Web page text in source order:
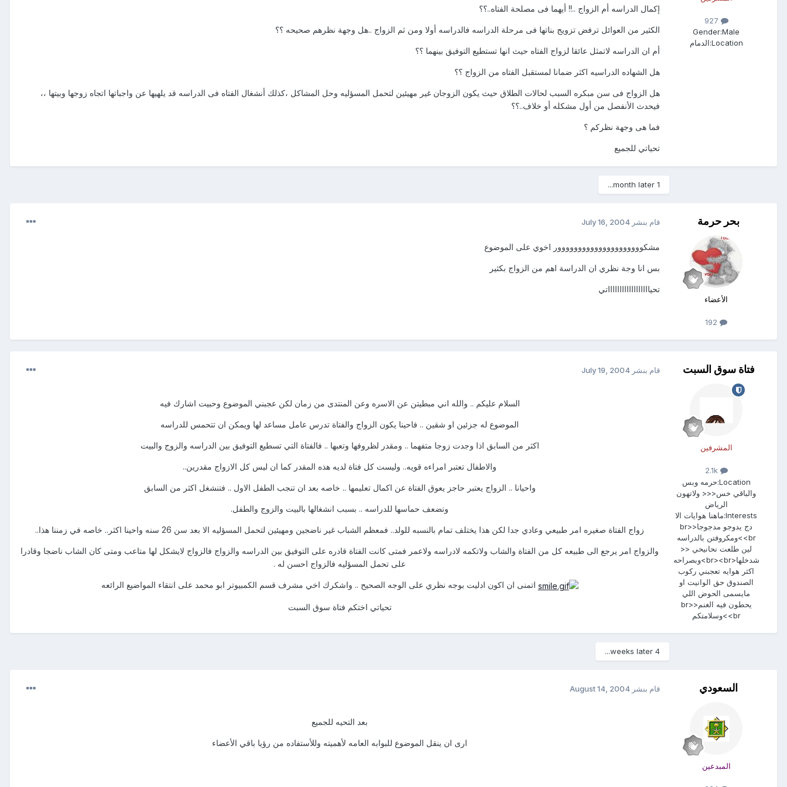
Gender:Male
Location: الدمام
إكمال الدراسه أم الزواج ..!! أيهما فى مصلحة الفتاه..؟؟
الكثير من العوائل ترفض تزويج بناتها فى مرحلة الدراسه فالدراسه أولا ومن ثم الزواج ..هل وجهة نظرهم صحيحه ؟؟
أم ان الدراسه لاتمثل عائقا لزواج الفتاه حيث انها تستطيع التوفيق بينهما ؟؟
هل الشهاده الدراسيه اكثر ضمانا لمستقبل الفتاه من الزواج ؟؟
هل الزواج فى سن مبكره السبب لحالات الطلاق حيث يكون الزوجان غير مهيئين لتحمل المسؤليه وحل المشاكل ،كذلك أنشغال الفتاه فى الدراسه قد يلهيها عن واجباتها اتجاه زوجها وبيتها ،،
فيحدث الأنفصل من أول مشكله أو خلاف..؟؟
فما هى وجهة نظركم ؟
تحياتي للجميع
1 month later...
بحر حرمة
الأعضاء
قام بنشر July 16, 2004
مشكووووووووووووووووووووور اخوي على الموضوع
بس انا وجة نظري ان الدراسة اهم من الزواج بكثير
تحيااااااااااااااااااتي
فتاة سوق السبت
المشرفين
2.1k
Location: حرمه وبس
والباقي خس<<< ولاتهون
الرياض
Interests: ماهنا هوايات الا
دج يدوجو مدجوجا<br>
<br>ومكروفتن بالدراسه
لين طلعت نحانيحي <<
شدخلها<br><br>وبصراحه
اكثر هوايه تعجبني ركوب
الصندوق حق الوانيت او
مايسمى الحوض اللي
يحطون فيه الغنم<br>
<br>وسلامتكم
قام بنشر July 19, 2004
السلام عليكم .. والله اني مبطيتن عن الاسره وعن المنتدى من زمان لكن عجبني الموضوع وحبيت اشارك فيه
الموضوع له جزئين او شقين .. فاحينا يكون الزواج والفتاة تدرس عامل مساعد لها ويمكن ان تتحمس للدراسه
اكثر من السابق اذا وجدت زوجا متفهما .. ومقدر لظروفها وتعبها .. فالفتاة التي تسطيع التوفيق بين الدراسه والزوج والبيت
والاطفال تعتبر امراءه قويه.. وليست كل فتاة لديه هذه المقدر كما ان ليس كل الازواج مقدرين..
واحيانا .. الزواج يعتبر حاجز يعوق الفتاة عن اكمال تعليمها .. خاصه بعد ان تنجب الطفل الاول .. فتنشغل اكثر من السابق
وتضعف حماسها للدراسه .. بسبب انشغالها بالبيت والزوج والطفل.
زواج الفتاة صغيره امر طبيعي وعادي جدا لكن هذا يختلف تمام بالنسبه للولد.. فمعظم الشباب غير ناضجين ومهيئين لتحمل المسؤليه الا بعد سن 26 سنه واحينا اكثر.. خاصه في زمننا هذا..
والزواج امر يرجع الى طبيعه كل من الفتاة والشاب ولاتكمه لادراسه ولاعمر فمتى كانت الفتاة قادره على التوفيق بين الدراسه والزواج فالزواج لايشكل لها متاعب ومتى كان الشاب ناضجا وقادرا
على تحمل المسؤليه فالزواج احسن له .
اتمنى ان اكون ادليت بوجه نظري على الوجه الصحيح .. واشكرك اخي مشرف قسم الكمبيوتر ابو محمد على انتقاء المواضيع الرائعه
تحياتي اختكم فتاة سوق السبت
4 weeks later...
السعودي
المبدعين
قام بنشر August 14, 2004
بعد التحيه للجميع
ارى ان ينقل الموضوع للبوابه العامه لأهميته وللأستفاده من رؤيا باقي الأعضاء